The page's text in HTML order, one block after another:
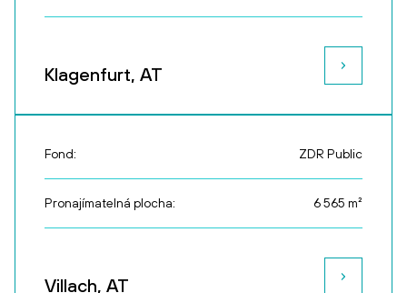
Klagenfurt, AT
Fond: ZDR Public
Pronajímatelná plocha: 6 565 m²
Villach, AT